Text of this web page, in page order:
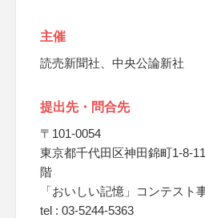
主催
読売新聞社、中央公論新社
提出先・問合先
〒101-0054
東京都千代田区神田錦町1-8-
階
「おいしい記憶」コンテスト
tel : 03-5244-5363